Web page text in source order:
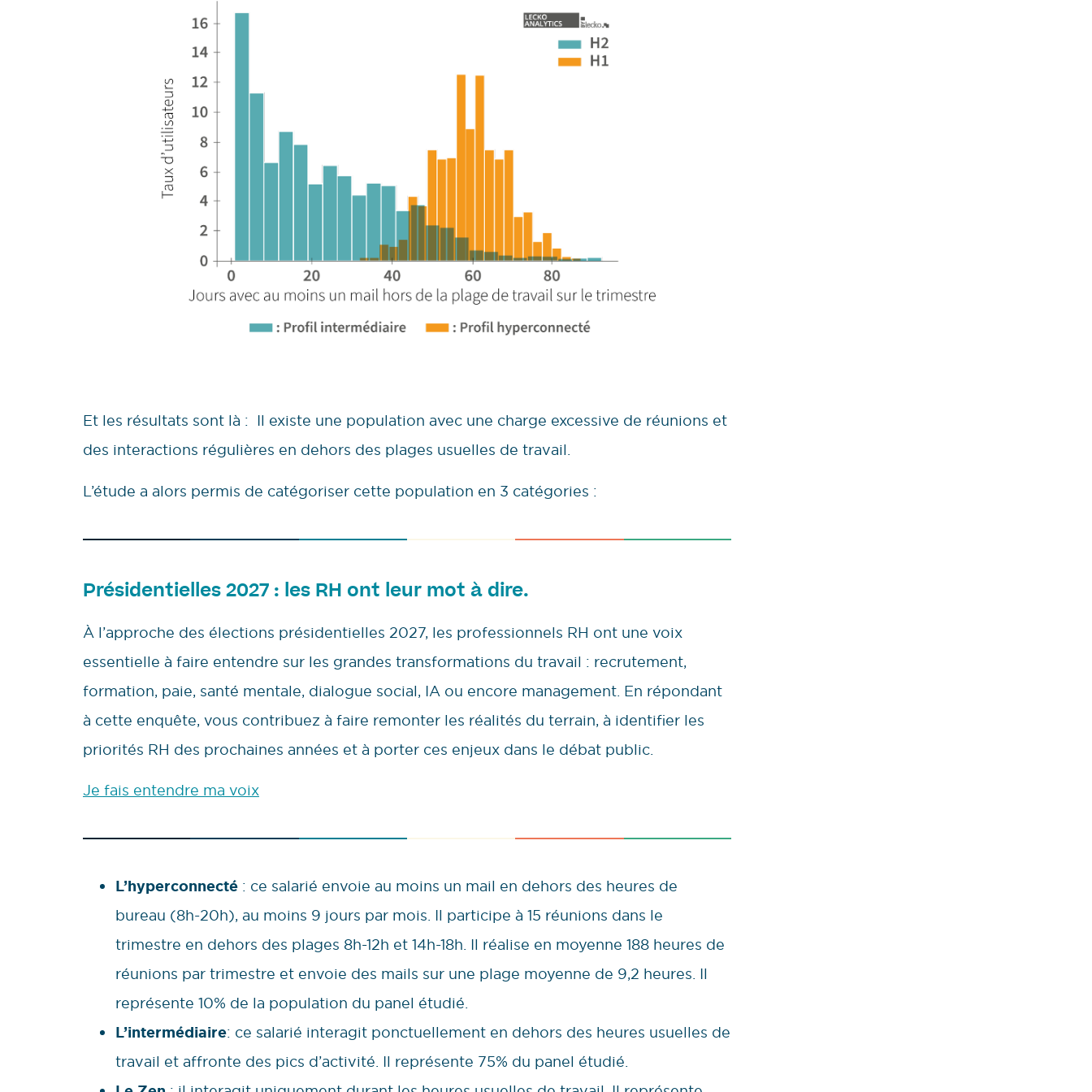
Et les résultats sont là : Il existe une population avec une charge excessive de réunions et
des interactions régulières en dehors des plages usuelles de travail.
L’étude a alors permis de catégoriser cette population en 3 catégories :
Présidentielles 2027 : les RH ont leur mot à dire.
À l’approche des élections présidentielles 2027, les professionnels RH ont une voix
essentielle à faire entendre sur les grandes transformations du travail : recrutement,
formation, paie, santé mentale, dialogue social, IA ou encore management. En répondant
à cette enquête, vous contribuez à faire remonter les réalités du terrain, à identifier les
priorités RH des prochaines années et à porter ces enjeux dans le débat public.
Je fais entendre ma voix
L’hyperconnecté : ce salarié envoie au moins un mail en dehors des heures de
bureau (8h-20h), au moins 9 jours par mois. Il participe à 15 réunions dans le
trimestre en dehors des plages 8h-12h et 14h-18h. Il réalise en moyenne 188 heures de
réunions par trimestre et envoie des mails sur une plage moyenne de 9,2 heures. Il
représente 10% de la population du panel étudié.
L’intermédiaire: ce salarié interagit ponctuellement en dehors des heures usuelles de
travail et affronte des pics d’activité. Il représente 75% du panel étudié.